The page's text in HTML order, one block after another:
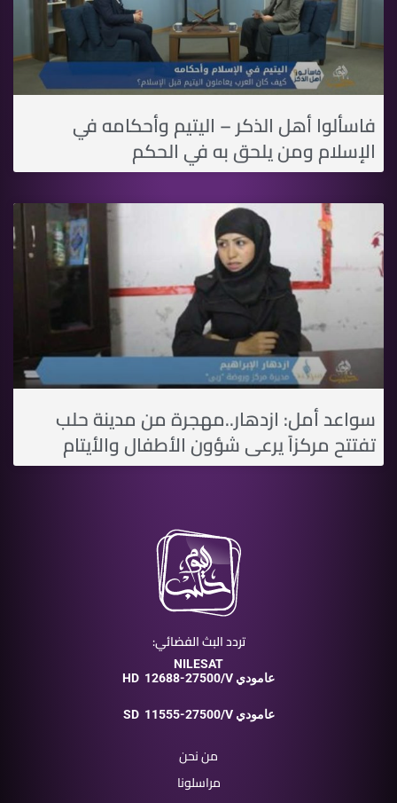
فاسألوا أهل الذكر – اليتيم وأحكامه في
الإسلام ومن يلحق به في الحكم
سواعد أمل: ازدهار..مهجرة من مدينة حلب
تفتتح مركزاً يرعى شؤون الأطفال والأيتام
تردد البث الفضائي:
NILESAT
HD
12688-27500/V عامودي
SD 11555-27500/V عامودي
من نحن
مراسلونا